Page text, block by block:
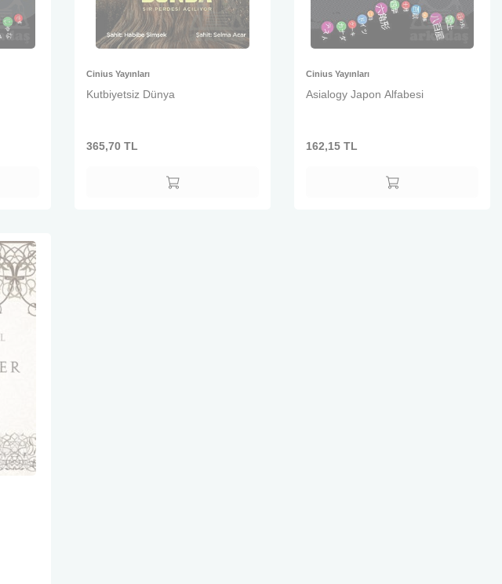
Cinius Yayınları
Kutbiyetsiz Dünya
365,70 TL
Cinius Yayınları
Asialogy Japon Alfabesi
162,15 TL